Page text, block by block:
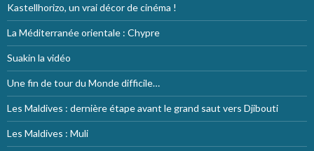
Kastellhorizo, un vrai décor de cinéma !
La Méditerranée orientale : Chypre
Suakin la vidéo
Une fin de tour du Monde difficile…
Les Maldives : dernière étape avant le grand saut vers Djibouti
Les Maldives : Muli